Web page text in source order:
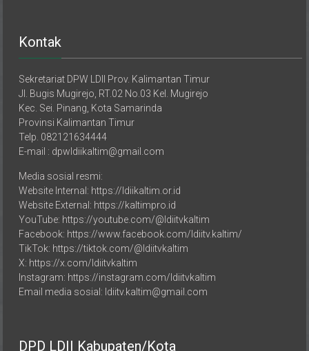
Jl. Bugis Mugirejo, RT.02 No.03 Kel. Mugirejo
Kec. Sei. Pinang, Kota Samarinda
Provinsi Kalimantan Timur
Telp. 082121634444
E-mail : dpwldiikaltim@gmail.com
Website Internal: https://ldiikaltim.or.id
Website External: https://kaltimpro.id
YouTube: https://youtube.com/@ldiitvkaltim
Facebook: https://www.facebook.com/ldiitv.kaltim/
TikTok: https://tiktok.com/@ldiitvkaltim
X: https://x.com/ldiitvkaltim
Instagram: https://instagram.com/ldiitvkaltim
Email media sosial: ldiitv.kaltim@gmail.com